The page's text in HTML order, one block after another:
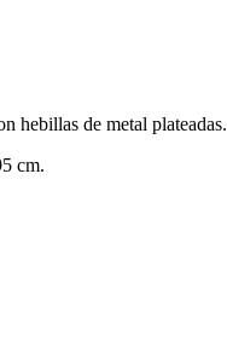
hebillas de metal plateadas.
cm.